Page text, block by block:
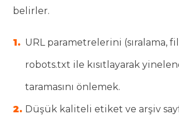
belirler.
URL parametrelerini (sıralama,
robots.txt ile kısıtlayarak
taramasını önlemek.
Düşük kaliteli etiket ve arşiv